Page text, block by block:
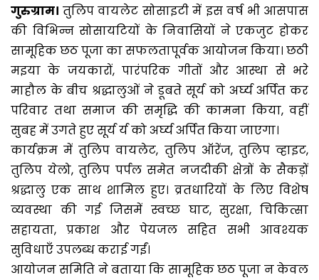
गुरुग्राम। तुलिप वायलेट सोसाइटी में इस वर्ष भी आसपास
की विभिन्न सोसायटियों के निवासियों ने एकजुट होकर
सामूहिक छठ पूजा का सफलतापूर्वक आयोजन किया। छठी
मइया के जयकारों, पारंपरिक गीतों और आस्था से भरे
माहौल के बीच श्रद्धालुओं ने डूबते सूर्य को अर्घ्य अर्पित कर
परिवार तथा समाज की समृद्धि की कामना किया, वहीं
सुबह में उगते हुए सूर्य र्य को अर्घ्य अर्पित किया जाएगा।
कार्यक्रम में तुलिप वायलेट, तुलिप ऑरेंज, तुलिप व्हाइट,
तुलिप येलो, तुलिप पर्पल समेत नजदीकी क्षेत्रों के सैकड़ों
श्रद्धालु एक साथ शामिल हुए। व्रतधारियों के लिए विशेष
व्यवस्था की गई जिसमें स्वच्छ घाट, सुरक्षा, चिकित्सा
सहायता, प्रकाश और पेयजल सहित सभी आवश्यक
सुविधाएँ उपलब्ध कराई गईं।
आयोजन समिति ने बताया कि सामूहिक छठ पूजा न केवल